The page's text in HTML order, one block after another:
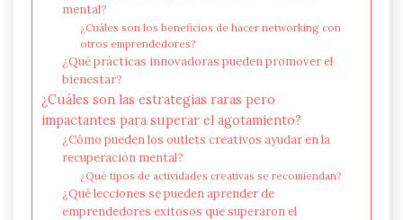
mental?
¿Cuáles son los beneficios de hacer networking con
otros emprendedores?
¿Qué prácticas innovadoras pueden promover el
bienestar?
¿Cuáles son las estrategias raras pero
impactantes para superar el agotamiento?
¿Cómo pueden los outlets creativos ayudar en la
recuperación mental?
¿Qué tipos de actividades creativas se recomiendan?
¿Qué lecciones se pueden aprender de
emprendedores exitosos que superaron el